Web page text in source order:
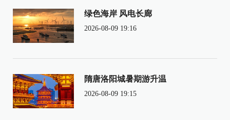
绿色海岸 风电长廊
2026-08-09 19:16
隋唐洛阳城暑期游升温
2026-08-09 19:15